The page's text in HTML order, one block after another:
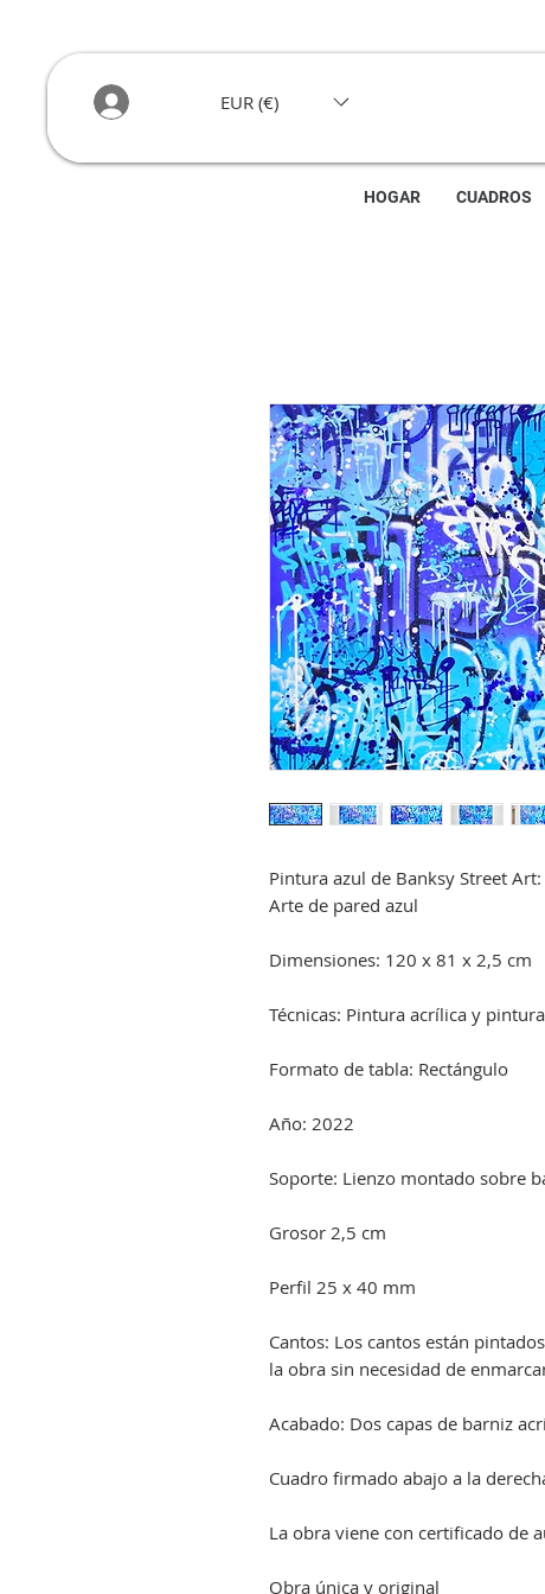
EUR (€)
HOGAR CUADROS
Pintura azul de Banksy Street
Arte de pared azul
Dimensiones: 120 x 81 x 2,5 cm
Técnicas: Pintura acrílica y
Formato de tabla: Rectángulo
Año: 2022
Soporte: Lienzo montado sobre
Grosor 2,5 cm
Perfil 25 x 40 mm
Cantos: Los cantos están
la obra sin necesidad de
Acabado: Dos capas de barniz
Cuadro firmado abajo a la
La obra viene con certificado de
Obra única y original